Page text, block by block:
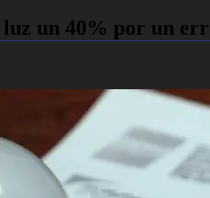
un 40% por un